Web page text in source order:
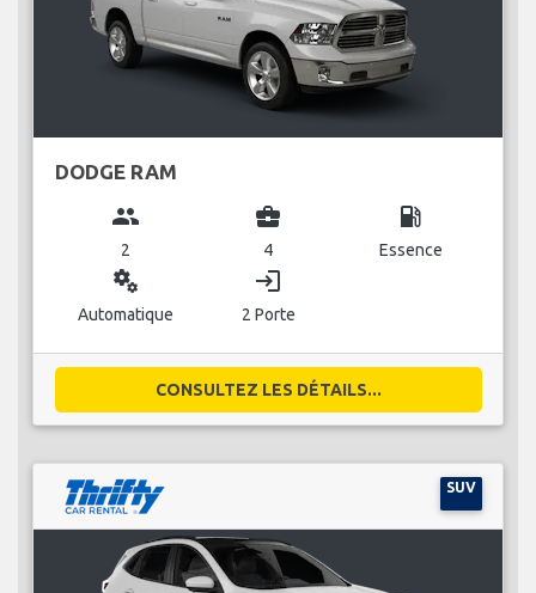
DODGE RAM
group
2
business_center
4
local_gas_station
Essence
miscellaneous_services
Automatique
login
2 Porte
CONSULTEZ LES DÉTAILS...
SUV